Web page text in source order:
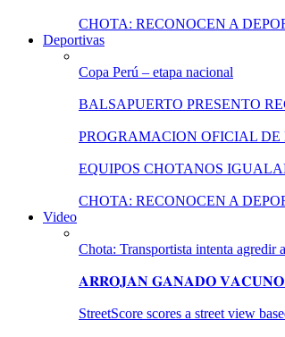
CHOTA: RECONOCEN A
Deportivas
Copa Perú – etapa nacional
BALSAPUERTO PRESENTO
PROGRAMACION OFICIAL DE
EQUIPOS CHOTANOS
CHOTA: RECONOCEN A
Video
Chota: Transportista intenta agredir
𝐀𝐑𝐑𝐎𝐉𝐀𝐍 𝐆𝐀𝐍𝐀𝐃𝐎 𝐕𝐀𝐂𝐔𝐍𝐎
StreetScore scores a street view